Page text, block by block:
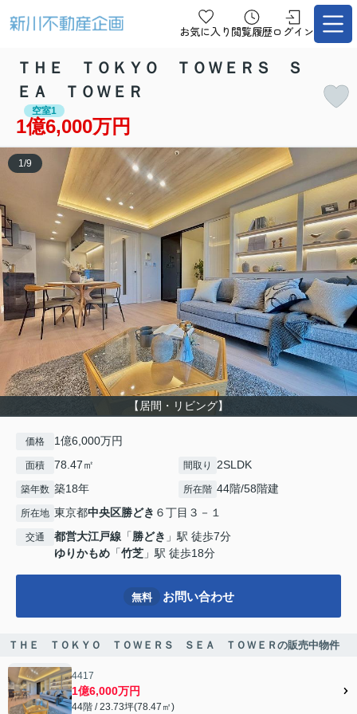
お気に入り 閲覧履歴ログイン
ＴＨＥ ＴＯＫＹＯ ＴＯＷＥＲＳ Ｓ
ＥＡ ＴＯＷＥＲ
空室1
1億6,000万円
【居間・リビング】
1 /9
価格 1億6,000万円
面積 78.47㎡ 間取り 2SLDK
築年数 築18年 所在階 44階/58階建
所在地 東京都中央区勝どき ６丁目３－１
交通 都営大江戸線 「勝どき 」駅 徒歩7分
ゆりかもめ 「竹芝 」駅 徒歩18分
無料 お問い合わせ
ＴＨＥ ＴＯＫＹＯ ＴＯＷＥＲＳ ＳＥＡ ＴＯＷＥＲの販売中物件
4417
1億6,000万円
44階 / 23.73坪(78.47㎡)